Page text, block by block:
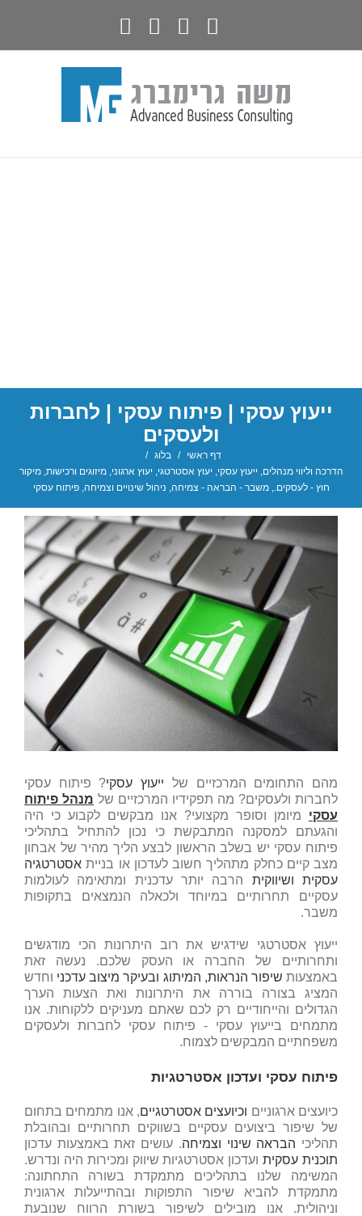
ייעוץ עסקי | פיתוח עסקי | לחברות
ולעסקים
דף ראשי / בלוג
/
הדרכה וליווי מנהלים, ייעוץ עסקי, יעוץ אסטרטגי, יעוץ ארגוני,מיזוגים ורכישות,מיקור
חוץ - לעסקים.,משבר - הבראה - צמיחה, ניהול שינויים וצמיחה,פיתוח עסקי
מהם התחומים המרכזיים של ייעוץ עסקי? פיתוח עסקי
לחברות ולעסקים? מה תפקידיו המרכזיים של מנהל פיתוח
עסקי מיומן וסופר מקצועי? אנו מבקשים לקבוע כי היה
והגעתם למסקנה המתבקשת כי נכון להתחיל בתהליכי
פיתוח עסקי יש בשלב הראשון לבצע הליך מהיר של אבחון
מצב קיים כחלק מתהליך חשוב לעדכון או בניית אסטרטגיה
עסקית ושיווקית הרבה יותר עדכנית ומתאימה לעולמות
עסקיים תחרותיים במיוחד ולכאלה הנמצאים בתקופות
משבר.
ייעוץ אסטרטגי שידגיש את רוב היתרונות הכי מודגשים
ותחרותיים של החברה או העסק שלכם. נעשה זאת
באמצעות שיפור הנראות, המיתוג ובעיקר מיצוב עדכני וחדש
המציג בצורה בוררה את היתרונות ואת הצעות הערך
הגדולים והייחודיים רק לכם שאתם מעניקים ללקוחות. אנו
מתמחים בייעוץ עסקי - פיתוח עסקי לחברות ולעסקים
משפחתיים המבקשים לצמוח.
פיתוח עסקי ועדכון אסטרטגיות
כיועצים ארגוניים וכיועצים אסטרטגיים, אנו מתמחים בתחום
של שיפור ביצועים עסקיים בשווקים תחרותיים ובהובלת
תהליכי הבראה שינוי וצמיחה. עושים זאת באמצעות עדכון
תוכנית עסקיתועדכון אסטרטגיות שיווק ומכירות היה ונדרש.
המשימה שלנו בתהליכים מתמקדת בשורה התחתונה:
מתמקדת להביא שיפור התפוקות ובהתייעלות ארגונית
וניהולית. אנו מובילים לשיפור בשורת הרווח שנובעת